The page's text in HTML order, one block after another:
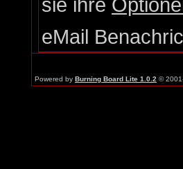
sie ihre
eMail
Powered by Burning Board Lite 1.0.2 ©